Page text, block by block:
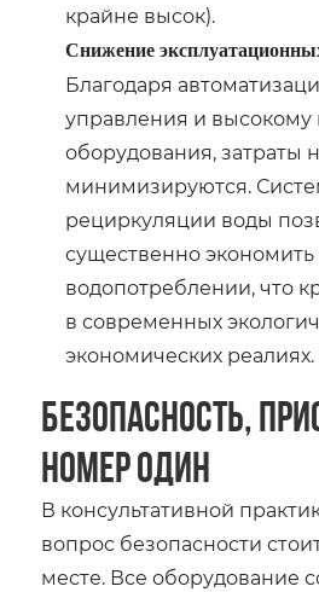
крайне высок).
Снижение
Благодаря
управления и высокому
оборудования, затраты
минимизируются.
рециркуляции воды
существенно экономить
водопотреблении, что
в современных
экономических реалиях.
Безопасность,
номер один
В консультативной
вопрос безопасности
месте. Все оборудование